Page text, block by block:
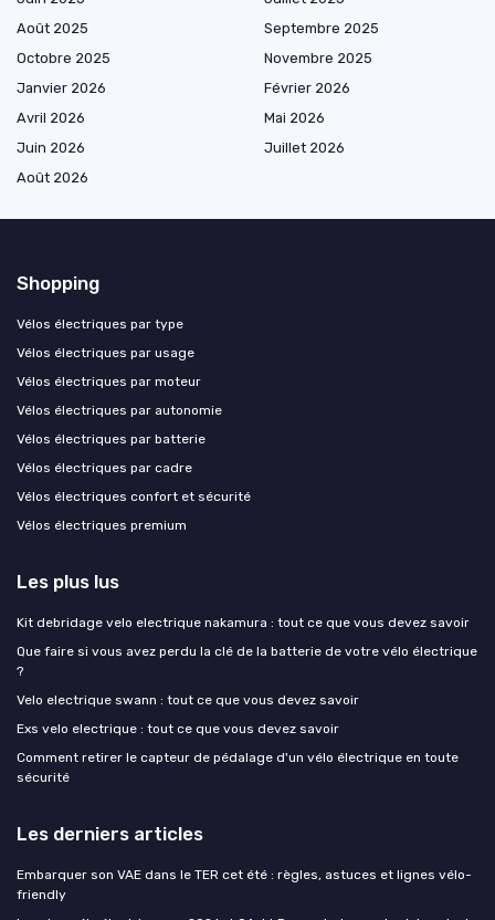
Août 2025
Septembre 2025
Octobre 2025
Novembre 2025
Janvier 2026
Février 2026
Avril 2026
Mai 2026
Juin 2026
Juillet 2026
Août 2026
Shopping
Vélos électriques par type
Vélos électriques par usage
Vélos électriques par moteur
Vélos électriques par autonomie
Vélos électriques par batterie
Vélos électriques par cadre
Vélos électriques confort et sécurité
Vélos électriques premium
Les plus lus
Kit debridage velo electrique nakamura : tout ce que vous devez savoir
Que faire si vous avez perdu la clé de la batterie de votre vélo électrique
?
Velo electrique swann : tout ce que vous devez savoir
Exs velo electrique : tout ce que vous devez savoir
Comment retirer le capteur de pédalage d'un vélo électrique en toute
sécurité
Les derniers articles
Embarquer son VAE dans le TER cet été : règles, astuces et lignes vélo-
friendly